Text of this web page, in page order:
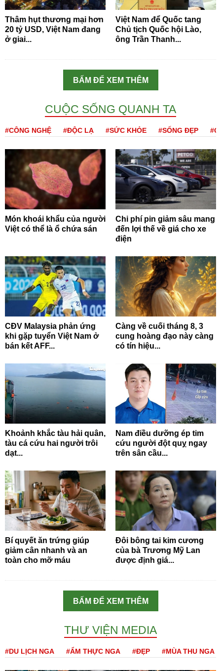
Thâm hụt thương mại hơn
20 tỷ USD, Việt Nam đang
ở giai...
Việt Nam để Quốc tang
Chủ tịch Quốc hội Lào,
ông Trần Thanh...
BẤM ĐỂ XEM THÊM
CUỘC SỐNG QUANH TA
#CÔNG NGHỆ #ĐỘC LẠ #SỨC KHỎE #SỐNG ĐẸP
Món khoái khẩu của người
Việt có thể là ổ chứa sán
Chi phí pin giảm sâu mang
đến lợi thế về giá cho xe
điện
CĐV Malaysia phản ứng
khi gặp tuyển Việt Nam ở
bán kết AFF...
Càng về cuối tháng 8, 3
cung hoàng đạo này càng
có tín hiệu...
Khoảnh khắc tàu hải quân,
tàu cá cứu hai người trôi
dạt...
Nam điều dưỡng ép tim
cứu người đột quỵ ngay
trên sân cầu...
Bí quyết ăn trứng giúp
giảm cân nhanh và an
toàn cho mỡ máu
Đôi bông tai kim cương
của bà Trương Mỹ Lan
được định giá...
BẤM ĐỂ XEM THÊM
THƯ VIỆN MEDIA
#DU LỊCH NGA #ẨM THỰC NGA #ĐẸP #MÙA THU NGA